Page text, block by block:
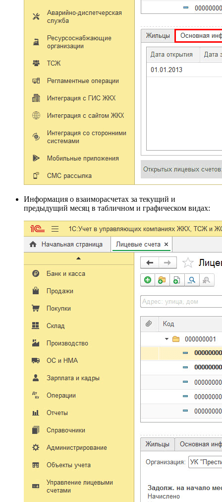
Информация о взаиморасчетах за текущий и
предыдущий месяц в табличном и графическом видах: